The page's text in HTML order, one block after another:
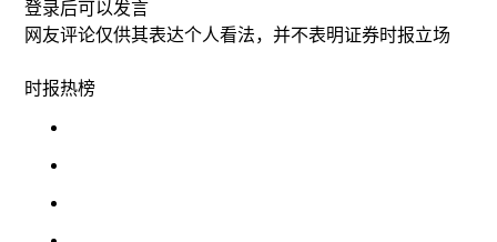
登录后可以发言
网友评论仅供其表达个人看法，并不表明证券时报立场
时报热榜